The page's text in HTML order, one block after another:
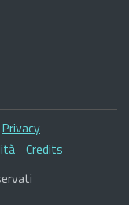
Privacy
Credits